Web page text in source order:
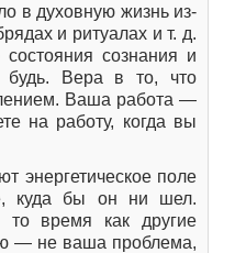
в духовную жизнь из-
и ритуалах и т. д.
сознания и
будь. Вера в то, что
Ваша работа —
на работу, когда вы
энергетическое поле
куда бы он ни шел.
то время как другие
— не ваша проблема,